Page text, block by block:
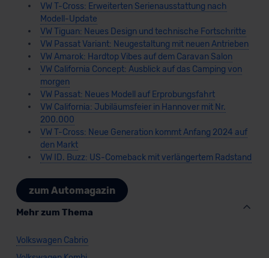
VW T-Cross: Erweiterten Serienausstattung nach
Modell-Update
VW Tiguan: Neues Design und technische Fortschritte
VW Passat Variant: Neugestaltung mit neuen Antrieben
VW Amarok: Hardtop Vibes auf dem Caravan Salon
VW California Concept: Ausblick auf das Camping von
morgen
VW Passat: Neues Modell auf Erprobungsfahrt
VW California: Jubiläumsfeier in Hannover mit Nr.
200.000
VW T-Cross: Neue Generation kommt Anfang 2024 auf
den Markt
VW ID. Buzz: US-Comeback mit verlängertem Radstand
zum Automagazin
Mehr zum Thema
Volkswagen Cabrio